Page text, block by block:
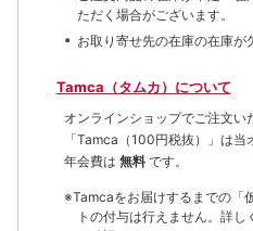
ただく場合がございます。
お取り寄せ先の在庫の在庫が
Tamca（タムカ）について
オンラインショップでご注⽂い
「Tamca （100円税抜）
」は当
年会費は 無料 です。
※Tamcaをお届けするまでの「
トの付与は⾏えません。詳し